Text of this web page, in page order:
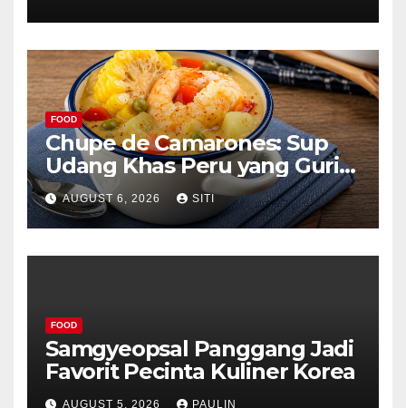
FOOD
Chupe de Camarones: Sup
Udang Khas Peru yang Gurih
Lezat
AUGUST 6, 2026 SITI
FOOD
Samgyeopsal Panggang Jadi
Favorit Pecinta Kuliner Korea
AUGUST 5, 2026 PAULIN